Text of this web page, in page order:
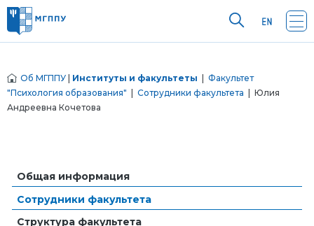
Об МГППУ Институты и факультеты
Факультет
"Психология образования"
Сотрудники факультета | Юлия
Андреевна Кочетова
Общая информация
Сотрудники факультета
Структура факультета